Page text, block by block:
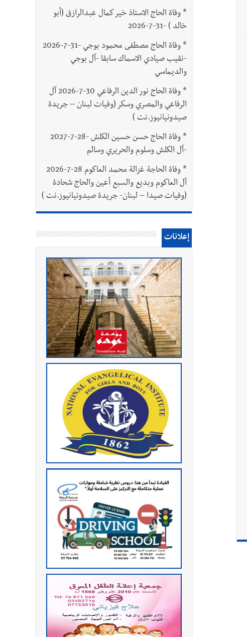
* وفاة الحاج الاستاذ خير كمال عبدالرازق (أبو
خالد ) -31-7-2026
*
وفاة الحاج مصطفى محمود بوجي -31-7-2026
-نقيب صيادي الاسماك سابقا -آل بوجي
والديماسي
*
وفاة الحاج نور الدين الرفاعي 30-7-2026 آل
الرفاعي والمصري وسكر (وفيات لبنان – جريدة
صيدونيانيوز.نت )
*
وفاة الحاج حسن حسين الكلش -28-7-2027
-آل الكلش وسلوم والحريري وسالم
*
وفاة الحاجة غزالة محمد العاكوم 28-7-2026
آل العاكوم وبديع والسبع أعين والحاج شحادة
(وفيات صيدا – لبنان- جريدة صيدونيانيوز.نت )
إعلانات